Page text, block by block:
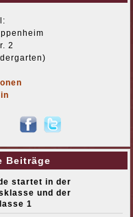
2
Beiträge
startet in der
und der
1